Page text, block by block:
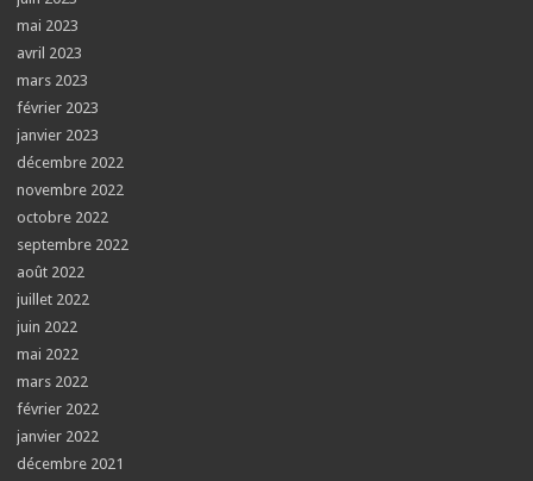
mai 2023
avril 2023
mars 2023
février 2023
janvier 2023
décembre 2022
novembre 2022
octobre 2022
septembre 2022
août 2022
juillet 2022
juin 2022
mai 2022
mars 2022
février 2022
janvier 2022
décembre 2021